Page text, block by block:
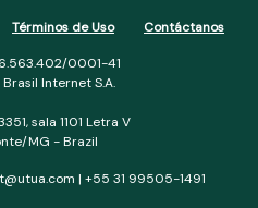
Términos de Uso Contáctanos
0001-41
Internet S.A.
sala 1101 Letra V
MG - Brazil
| +55 31 99505-1491